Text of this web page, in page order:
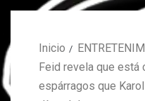
Inicio
Feid revela que está
espárragos que